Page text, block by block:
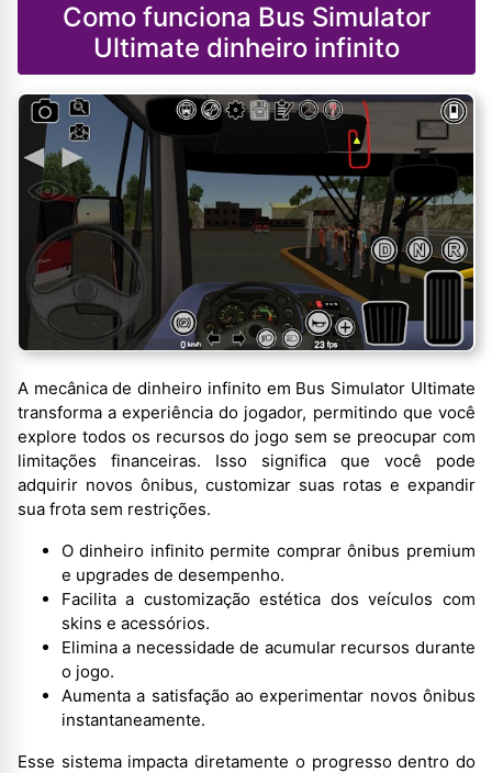
Como funciona Bus Simulator
Ultimate dinheiro infinito
A mecânica de dinheiro infinito em Bus Simulator Ultimate
transforma a experiência do jogador, permitindo que você
explore todos os recursos do jogo sem se preocupar com
limitações financeiras. Isso significa que você pode
adquirir novos ônibus, customizar suas rotas e expandir
sua frota sem restrições.
O dinheiro infinito permite comprar ônibus premium
e upgrades de desempenho.
Facilita a customização estética dos veículos com
skins e acessórios.
Elimina a necessidade de acumular recursos durante
o jogo.
Aumenta a satisfação ao experimentar novos ônibus
instantaneamente.
Esse sistema impacta diretamente o progresso dentro do